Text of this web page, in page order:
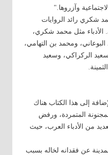
وآزروها."
شكري رائد الروايات
الأدباء مثل محمد شكري،
ومحمد بن التهامي،
سعيد الركراكي، وسعيد
إلى هذا الكتاب هناك
المتمردة، ورفض
من الأدباء العرب، حيث
عن فقدانه لخاله بسبب